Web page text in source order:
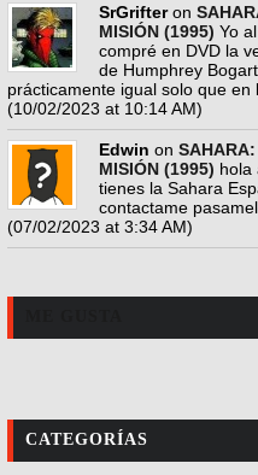
SrGrifteron
MISIÓN (1995) Yo
compré en DVD la
de Humphrey
prácticamente igual solo que en
(10/02/2023 at 10:14 AM)
Edwin on
MISIÓN (1995) hola
tienes la Sahara
contactame
(07/02/2023 at 3:34 AM)
CATEGORÍAS